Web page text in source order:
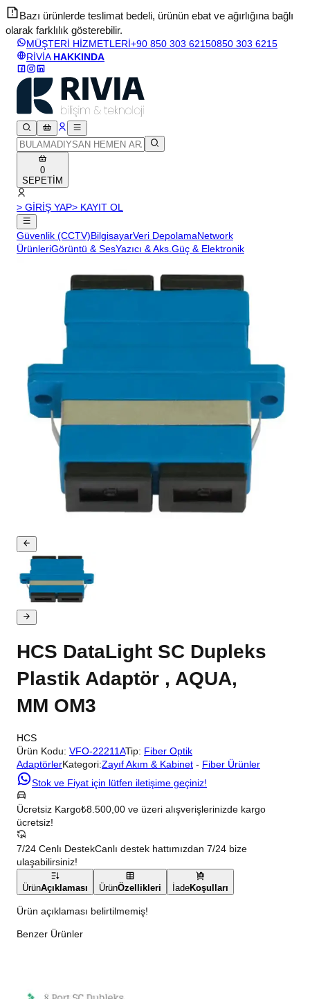
Bazı ürünlerde teslimat bedeli, ürünün ebat ve ağırlığına bağlı
olarak farklılık gösterebilir.
MÜŞTERİ HİZMETLERİ+90 850 303 62150850 303 6215
RİVİA HAKKINDA
0
SEPETİM
> GİRİŞ YAP> KAYIT OL
Güvenlik (CCTV)BilgisayarVeri DepolamaNetwork
ÜrünleriGörüntü & SesYazıcı & Aks.Güç & Elektronik
HCS DataLight SC Dupleks
Plastik Adaptör , AQUA,
MM OM3
HCS
Ürün Kodu: VFO-22211ATip: Fiber Optik
AdaptörlerKategori:Zayıf Akım & Kabinet - Fiber Ürünler
Stok ve Fiyat için lütfen iletişime geçiniz!
Ücretsiz Kargo₺8.500,00 ve üzeri alışverişlerinizde kargo
ücretsiz!
7/24 Cenlı DestekCanlı destek hattımızdan 7/24 bize
ulaşabilirsiniz!
ÜrünAçıklaması ÜrünÖzellikleri İadeKoşulları
Ürün açıklaması belirtilmemiş!
Benzer Ürünler